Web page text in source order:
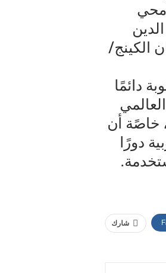
الكينج/
دائمًا
خاصًة أن
دورًا
شارك